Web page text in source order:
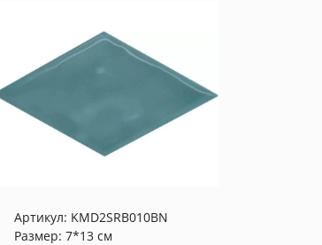
Артикул: KMD2SRB010BN
Размер: 7*13 см